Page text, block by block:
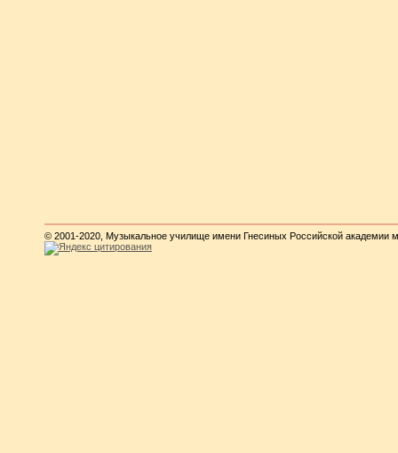
© 2001-2020, Музыкальное училище имени Гнесиных Российской